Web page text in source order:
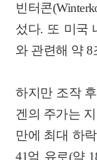
빈터콘
섰다. 또 미국
와 관련해 약
하지만 조작
겐의 주가는
만에 최대 하
41억 유로(약